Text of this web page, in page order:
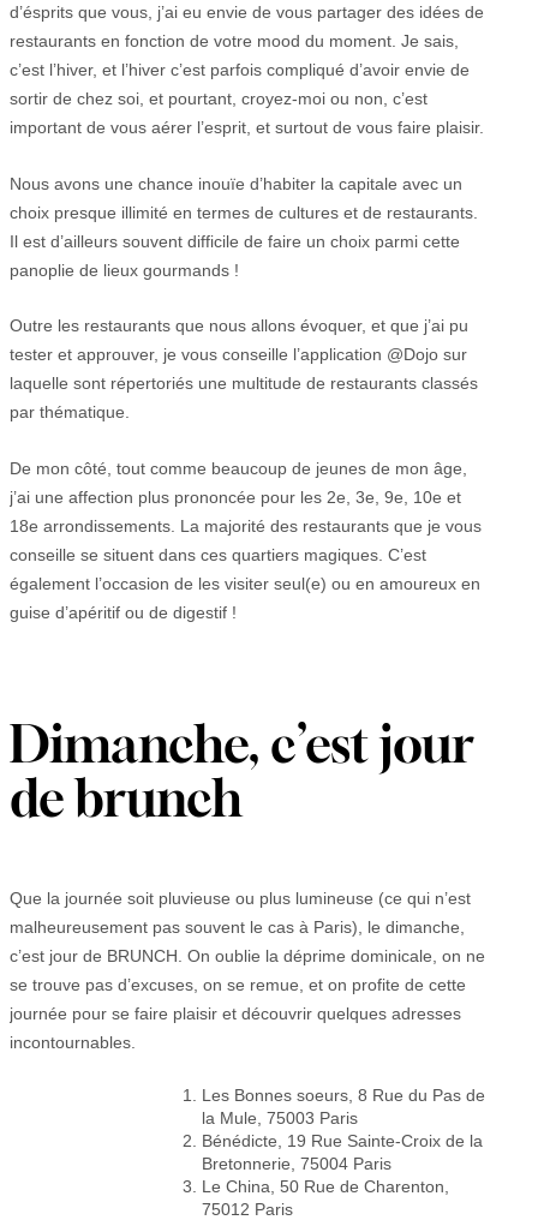
d’ésprits que vous, j’ai eu envie de vous partager des idées de
restaurants en fonction de votre mood du moment. Je sais,
c’est l’hiver, et l’hiver c’est parfois compliqué d’avoir envie de
sortir de chez soi, et pourtant, croyez-moi ou non, c’est
important de vous aérer l’esprit, et surtout de vous faire plaisir.
Nous avons une chance inouïe d’habiter la capitale avec un
choix presque illimité en termes de cultures et de restaurants.
Il est d’ailleurs souvent difficile de faire un choix parmi cette
panoplie de lieux gourmands !
Outre les restaurants que nous allons évoquer, et que j’ai pu
tester et approuver, je vous conseille l’application @Dojo sur
laquelle sont répertoriés une multitude de restaurants classés
par thématique.
De mon côté, tout comme beaucoup de jeunes de mon âge,
j’ai une affection plus prononcée pour les 2e, 3e, 9e, 10e et
18e arrondissements. La majorité des restaurants que je vous
conseille se situent dans ces quartiers magiques. C’est
également l’occasion de les visiter seul(e) ou en amoureux en
guise d’apéritif ou de digestif !
Dimanche, c’est jour
de brunch
Que la journée soit pluvieuse ou plus lumineuse (ce qui n’est
malheureusement pas souvent le cas à Paris), le dimanche,
c’est jour de BRUNCH. On oublie la déprime dominicale, on ne
se trouve pas d’excuses, on se remue, et on profite de cette
journée pour se faire plaisir et découvrir quelques adresses
incontournables.
Les Bonnes soeurs, 8 Rue du Pas de
la Mule, 75003 Paris
Bénédicte, 19 Rue Sainte-Croix de la
Bretonnerie, 75004 Paris
Le China, 50 Rue de Charenton,
75012 Paris